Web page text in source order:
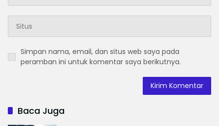
Simpan nama, email, dan situs web saya pada
peramban ini untuk komentar saya berikutnya.
Baca Juga